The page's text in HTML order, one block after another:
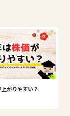
がりやすい？